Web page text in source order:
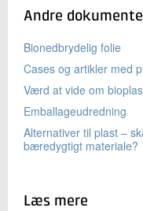
Andre
Bionedbrydelig folie
Cases og artikler med
Værd at vide om
Emballageudredning
Alternativer til plast –
bæredygtigt materiale?
Læs mere